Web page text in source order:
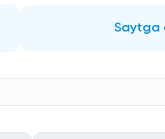
Saytga